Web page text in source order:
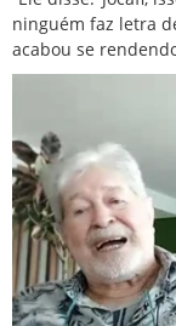
ninguém faz letra
acabou se